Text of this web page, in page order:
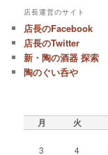
店長運営のサイト
店長のFacebook
店長のTwitter
新・陶の酒器 探索
陶のぐい呑や
月 火
3
4